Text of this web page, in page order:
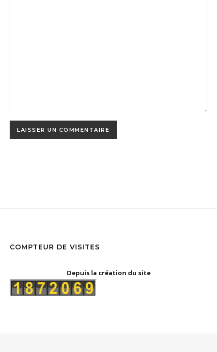
COMPTEUR DE VISITES
Depuis la création du site